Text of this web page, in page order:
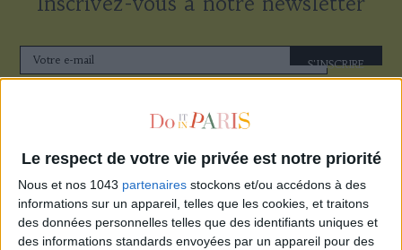
Le respect de votre vie privée est notre priorité
Nous et nos 1043 partenaires stockons et/ou accédons à des
informations sur un appareil, telles que les cookies, et traitons
des données personnelles telles que des identifiants uniques et
des informations standards envoyées par un appareil pour des
S'INSCRIRE